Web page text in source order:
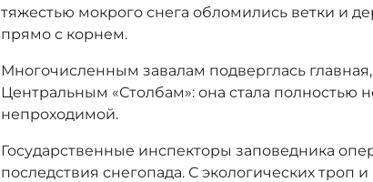
тяжестью мокрого снега обломились ветки и
прямо с корнем.
Многочисленным завалам подверглась
Центральным «Столбам»: она стала полностью
непроходимой.
Государственные инспекторы заповедника
последствия снегопада. С экологических троп